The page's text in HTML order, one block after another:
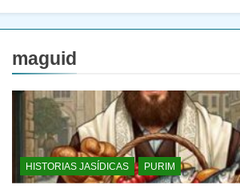
maguid
HISTORIAS JASÍDICAS PURIM